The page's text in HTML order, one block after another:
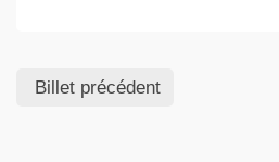
Billet précédent